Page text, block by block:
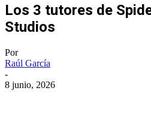
Los 3 tutores de
Studios
Por
Raúl García
-
8 junio, 2026